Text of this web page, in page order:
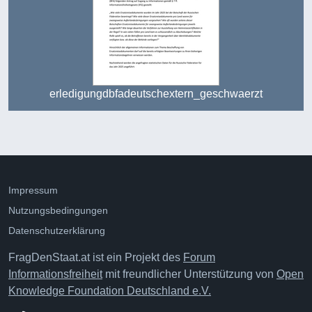
erledigungdbfadeutschextern_geschwaerzt
Impressum
Nutzungsbedingungen
Datenschutzerklärung
FragDenStaat.at ist ein Projekt des Forum
Informationsfreiheitmit freundlicher Unterstützung von Open
Knowledge Foundation Deutschland e.V.